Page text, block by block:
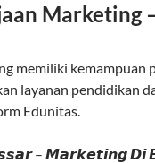
Marketing
memiliki kemampuan
layanan pendidikan
Edunitas.
– 𝙈𝙖𝙧𝙠𝙚𝙩𝙞𝙣𝙜 𝘿𝙞